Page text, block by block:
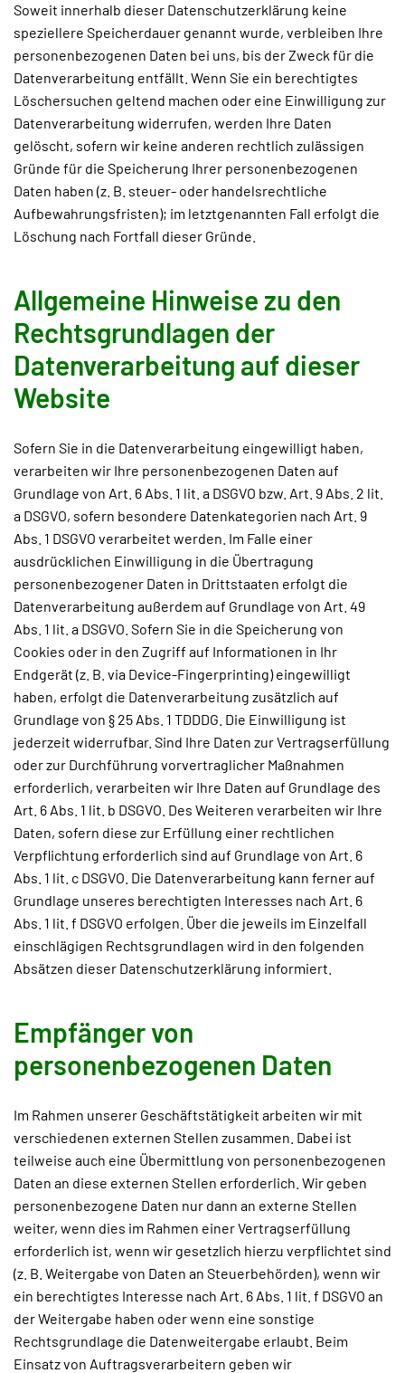
Soweit innerhalb dieser Datenschutzerklärung keine
speziellere Speicherdauer genannt wurde, verbleiben Ihre
personenbezogenen Daten bei uns, bis der Zweck für die
Datenverarbeitung entfällt. Wenn Sie ein berechtigtes
Löschersuchen geltend machen oder eine Einwilligung zur
Datenverarbeitung widerrufen, werden Ihre Daten
gelöscht, sofern wir keine anderen rechtlich zulässigen
Gründe für die Speicherung Ihrer personenbezogenen
Daten haben (z. B. steuer- oder handelsrechtliche
Aufbewahrungsfristen); im letztgenannten Fall erfolgt die
Löschung nach Fortfall dieser Gründe.
Allgemeine Hinweise zu den
Rechtsgrundlagen der
Datenverarbeitung auf dieser
Website
Sofern Sie in die Datenverarbeitung eingewilligt haben,
verarbeiten wir Ihre personenbezogenen Daten auf
Grundlage von Art. 6 Abs. 1 lit. a DSGVO bzw. Art. 9 Abs. 2 lit.
a DSGVO, sofern besondere Datenkategorien nach Art. 9
Abs. 1 DSGVO verarbeitet werden. Im Falle einer
ausdrücklichen Einwilligung in die Übertragung
personenbezogener Daten in Drittstaaten erfolgt die
Datenverarbeitung außerdem auf Grundlage von Art. 49
Abs. 1 lit. a DSGVO. Sofern Sie in die Speicherung von
Cookies oder in den Zugriff auf Informationen in Ihr
Endgerät (z. B. via Device-Fingerprinting) eingewilligt
haben, erfolgt die Datenverarbeitung zusätzlich auf
Grundlage von § 25 Abs. 1 TDDDG. Die Einwilligung ist
jederzeit widerrufbar. Sind Ihre Daten zur Vertragserfüllung
oder zur Durchführung vorvertraglicher Maßnahmen
erforderlich, verarbeiten wir Ihre Daten auf Grundlage des
Art. 6 Abs. 1 lit. b DSGVO. Des Weiteren verarbeiten wir Ihre
Daten, sofern diese zur Erfüllung einer rechtlichen
Verpflichtung erforderlich sind auf Grundlage von Art. 6
Abs. 1 lit. c DSGVO. Die Datenverarbeitung kann ferner auf
Grundlage unseres berechtigten Interesses nach Art. 6
Abs. 1 lit. f DSGVO erfolgen. Über die jeweils im Einzelfall
einschlägigen Rechtsgrundlagen wird in den folgenden
Absätzen dieser Datenschutzerklärung informiert.
Empfänger von
personenbezogenen Daten
Im Rahmen unserer Geschäftstätigkeit arbeiten wir mit
verschiedenen externen Stellen zusammen. Dabei ist
teilweise auch eine Übermittlung von personenbezogenen
Daten an diese externen Stellen erforderlich. Wir geben
personenbezogene Daten nur dann an externe Stellen
weiter, wenn dies im Rahmen einer Vertragserfüllung
erforderlich ist, wenn wir gesetzlich hierzu verpflichtet sind
(z. B. Weitergabe von Daten an Steuerbehörden), wenn wir
ein berechtigtes Interesse nach Art. 6 Abs. 1 lit. f DSGVO an
der Weitergabe haben oder wenn eine sonstige
Rechtsgrundlage die Datenweitergabe erlaubt. Beim
Einsatz von Auftragsverarbeitern geben wir